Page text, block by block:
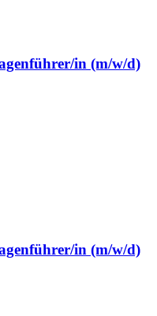
in (m/w/d)
in (m/w/d)